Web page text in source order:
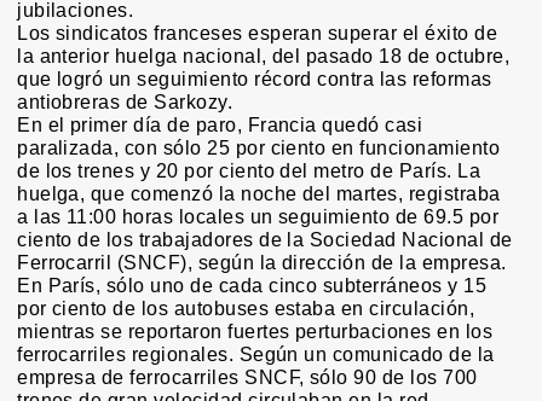
jubilaciones.
Los sindicatos franceses esperan superar el éxito de
la anterior huelga nacional, del pasado 18 de octubre,
que logró un seguimiento récord contra las reformas
antiobreras de Sarkozy.
En el primer día de paro, Francia quedó casi
paralizada, con sólo 25 por ciento en funcionamiento
de los trenes y 20 por ciento del metro de París. La
huelga, que comenzó la noche del martes, registraba
a las 11:00 horas locales un seguimiento de 69.5 por
ciento de los trabajadores de la Sociedad Nacional de
Ferrocarril (SNCF), según la dirección de la empresa.
En París, sólo uno de cada cinco subterráneos y 15
por ciento de los autobuses estaba en circulación,
mientras se reportaron fuertes perturbaciones en los
ferrocarriles regionales. Según un comunicado de la
empresa de ferrocarriles SNCF, sólo 90 de los 700